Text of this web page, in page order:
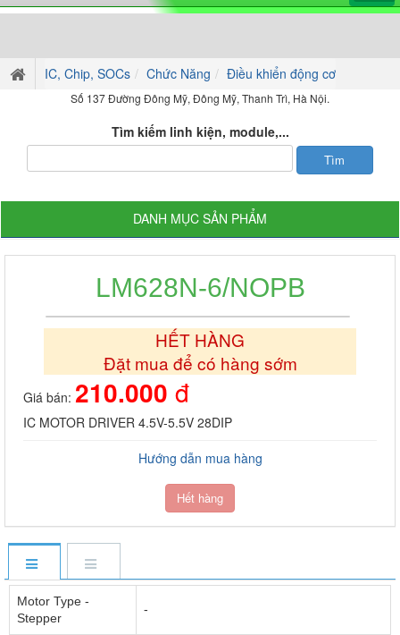
IC, Chip, SOCs Chức Năng Điều khiển động cơ
Số 137 Đường Đông Mỹ, Đông Mỹ, Thanh Trì, Hà Nội.
Tìm kiếm linh kiện, module,...
DANH MỤC SẢN PHẨM
LM628N-6/NOPB
HẾT HÀNG
Đặt mua để có hàng sớm
Giá bán: 210.000 đ
IC MOTOR DRIVER 4.5V-5.5V 28DIP
Hướng dẫn mua hàng
Hết hàng
Motor Type -
Stepper
-